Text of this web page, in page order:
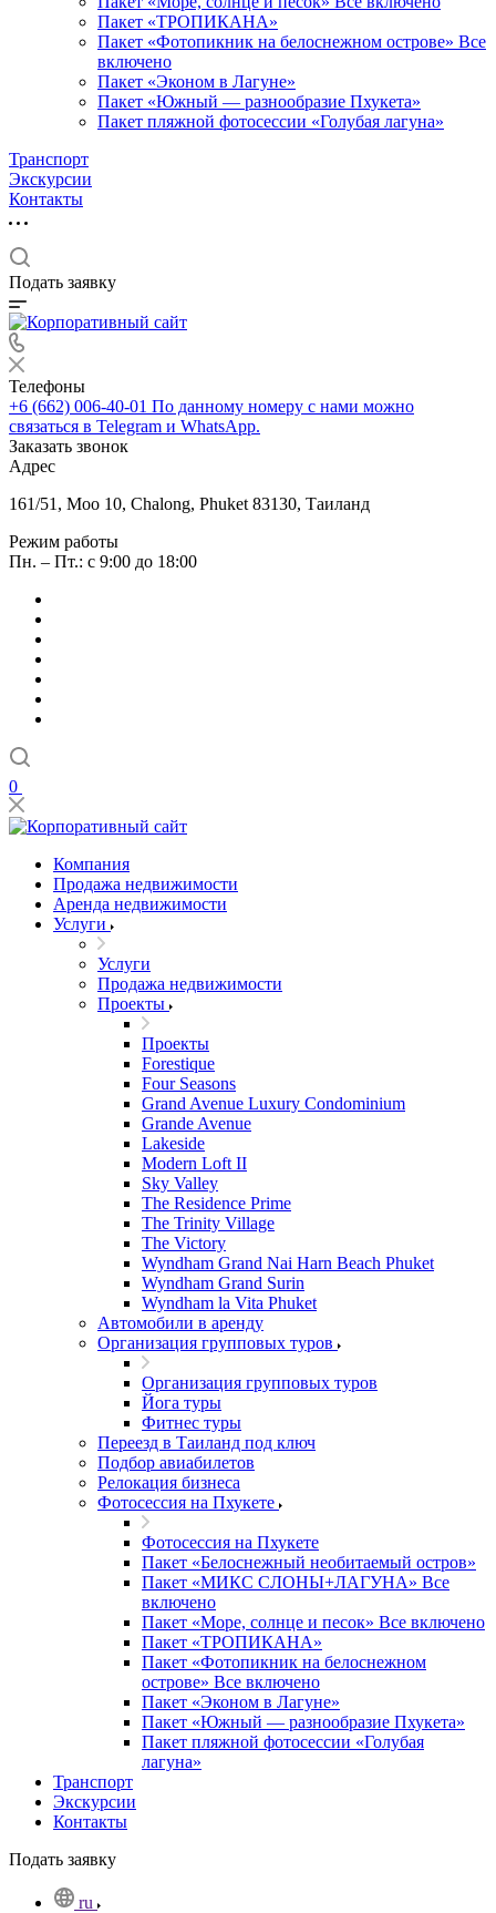
Пакет «ТРОПИКАНА»
Пакет «Фотопикник на белоснежном острове» Все
включено
Пакет «Эконом в Лагуне»
Пакет «Южный — разнообразие Пхукета»
Пакет пляжной фотосессии «Голубая лагуна»
Транспорт
Экскурсии
Контакты
Подать заявку
Телефоны
+6 (662) 006-40-01 По данному номеру с нами можно
связаться в Telegram и WhatsApp.
Заказать звонок
Адрес
161/51, Moo 10, Chalong, Phuket 83130, Таиланд
Режим работы
Пн. – Пт.: с 9:00 до 18:00
0
Компания
Продажа недвижимости
Аренда недвижимости
Услуги
Услуги
Продажа недвижимости
Проекты
Проекты
Forestique
Four Seasons
Grand Avenue Luxury Condominium
Grande Avenue
Lakeside
Modern Loft II
Sky Valley
The Residence Prime
The Trinity Village
The Victory
Wyndham Grand Nai Harn Beach Phuket
Wyndham Grand Surin
Wyndham la Vita Phuket
Автомобили в аренду
Организация групповых туров
Организация групповых туров
Йога туры
Фитнес туры
Переезд в Таиланд под ключ
Подбор авиабилетов
Релокация бизнеса
Фотоcессия на Пхукете
Фотоcессия на Пхукете
Пакет «Белоснежный необитаемый остров»
Пакет «МИКС СЛОНЫ+ЛАГУНА» Все
включено
Пакет «Море, солнце и песок» Все включено
Пакет «ТРОПИКАНА»
Пакет «Фотопикник на белоснежном
острове» Все включено
Пакет «Эконом в Лагуне»
Пакет «Южный — разнообразие Пхукета»
Пакет пляжной фотосессии «Голубая
лагуна»
Транспорт
Экскурсии
Контакты
Подать заявку
ru